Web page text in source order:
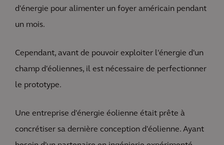
d'énergie pour alimenter un foyer américain pendant
un mois.
Cependant, avant de pouvoir exploiter l'énergie d'un
champ d'éoliennes, il est nécessaire de perfectionner
le prototype.
Une entreprise d'énergie éolienne était prête à
concrétiser sa dernière conception d'éolienne. Ayant